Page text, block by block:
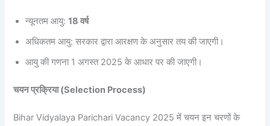
न्यूनतम आयु:18 वर्ष
अधिकतम आयु: सरकार द्वारा आरक्षण के अनुसार तय की जाएगी।
आयु की गणना 1 अगस्त 2025 के आधार पर की जाएगी।
चयन प्रक्रिया (Selection Process)
Bihar Vidyalaya Parichari Vacancy 2025 में चयन इन चरणों के